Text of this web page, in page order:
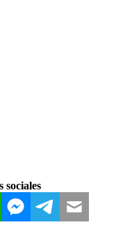
sociales